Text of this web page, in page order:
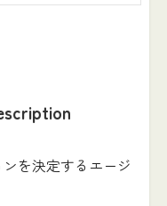
を決定するエージ